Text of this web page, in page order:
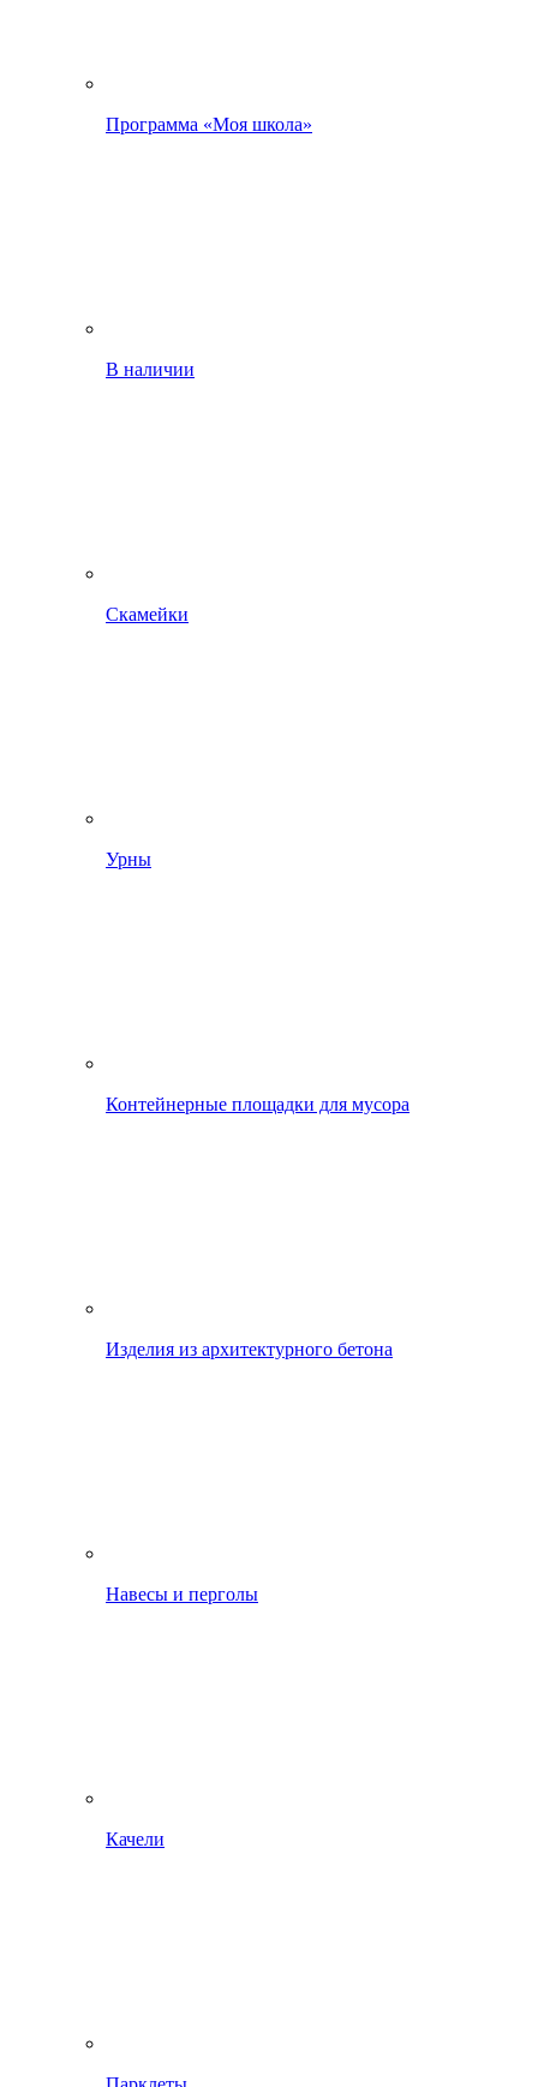
Программа «Моя школа»
В наличии
Скамейки
Урны
Контейнерные площадки для мусора
Изделия из архитектурного бетона
Навесы и перголы
Качели